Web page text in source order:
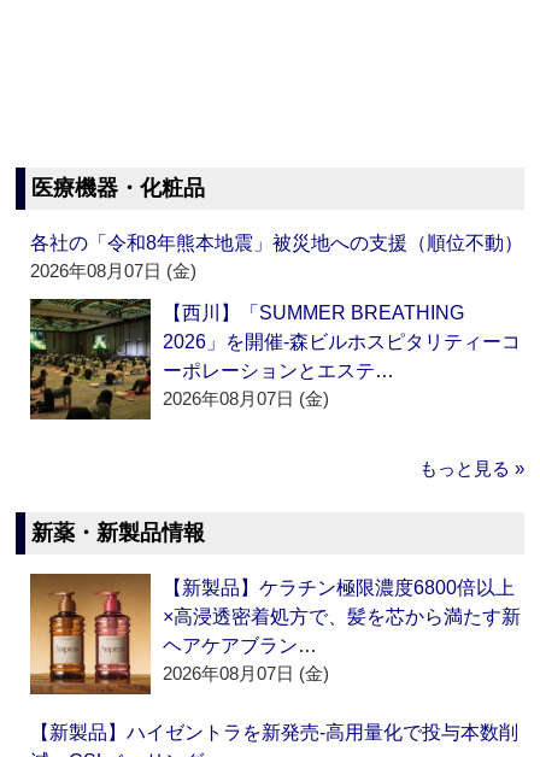
医療機器・化粧品
各社の「令和8年熊本地震」被災地への支援（順位不動）
2026年08月07日 (金)
【西川】「SUMMER BREATHING
2026」を開催‐森ビルホスピタリティーコ
ーポレーションとエステ…
2026年08月07日 (金)
もっと見る »
新薬・新製品情報
【新製品】ケラチン極限濃度6800倍以上
×高浸透密着処方で、髪を芯から満たす新
ヘアケアブラン…
2026年08月07日 (金)
【新製品】ハイゼントラを新発売‐高用量化で投与本数削